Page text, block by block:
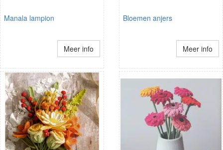
Manala lampion
Meer info
Bloemen anjers
Meer info